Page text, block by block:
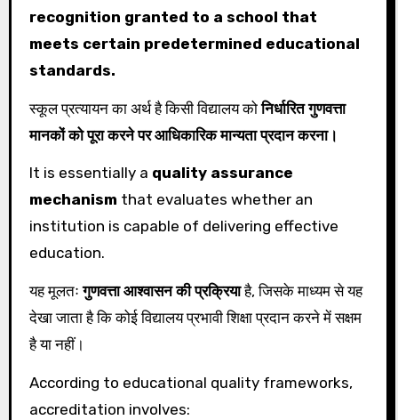
recognition granted to a school that
meets certain predetermined educational
standards.
स्कूल प्रत्यायन का अर्थ है किसी विद्यालय कोनिर्धारित गुणवत्ता
मानकों को पूरा करने पर आधिकारिक मान्यता प्रदान करना।
It is essentially a quality assurance
mechanism that evaluates whether an
institution is capable of delivering effective
education.
यह मूलतःगुणवत्ता आश्वासन की प्रक्रियाहै, जिसके माध्यम से यह
देखा जाता है कि कोई विद्यालय प्रभावी शिक्षा प्रदान करने में सक्षम
है या नहीं।
According to educational quality frameworks,
accreditation involves: